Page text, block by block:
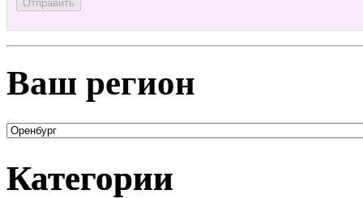
Ваш регион
Категории